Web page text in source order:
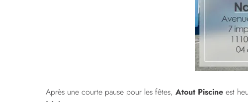
Après une courte pause pour les fêtes, Atout Piscine est